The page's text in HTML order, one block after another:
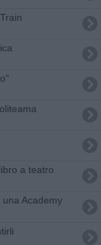
a teatro
Academy